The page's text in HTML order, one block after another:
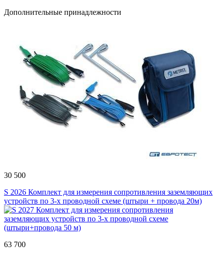
Дополнительные принадлежности
30 500
S 2026 Комплект для измерения сопротивления заземляющих
устройств по 3-х проводной схеме (штыри + провода 20м)
63 700